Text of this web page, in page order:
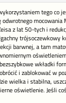
tego co
odwrotnego
z lat 50-tych i
trójsoczewkowy
barwnej, a tam
wkładki
i zablokować w
wielka i stabilna,
oświetlenie. Jeśli